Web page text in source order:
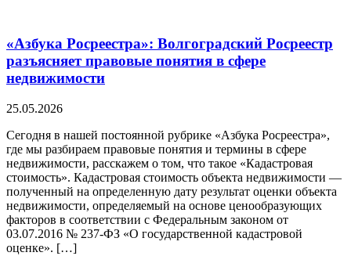
«Азбука Росреестра»: Волгоградский Росреестр
разъясняет правовые понятия в сфере
недвижимости
25.05.2026
Сегодня в нашей постоянной рубрике «Азбука Росреестра»,
где мы разбираем правовые понятия и термины в сфере
недвижимости, расскажем о том, что такое «Кадастровая
стоимость». Кадастровая стоимость объекта недвижимости —
полученный на определенную дату результат оценки объекта
недвижимости, определяемый на основе ценообразующих
факторов в соответствии с Федеральным законом от
03.07.2016 № 237-ФЗ «О государственной кадастровой
оценке». […]